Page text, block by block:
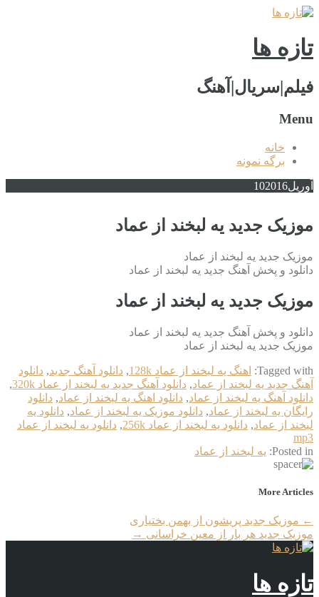
تازه ها
فیلم|سریال|آهنگ
Menu
خانه
برگه نمونه
آوریل 102016
موزیک جدید یه لبخند از عماد
موزیک جدید یه لبخند از عماد
دانلود و پخش آهنگ جدید یه لبخند از عماد
موزیک جدید یه لبخند از عماد
دانلود و پخش آهنگ جدید یه لبخند از عماد
موزیک جدید یه لبخند از عماد
Tagged with: اهنگ یه لبخند از عماد 128k , دانلود آهنگ جدید, دانلود
آهنگ جدید یه لبخند از عماد, دانلود آهنگ جدید یه لبخند از عماد 320k
,
دانلود آهنگ یه لبخند از عماد, دانلود اهنگ یه لبخند از عماد, دانلود
رایگان یه لبخند از عماد, دانلود موزیک یه لبخند از عماد, دانلود یه
لبخند از عماد, دانلود یه لبخند از عماد 256k , دانلود یه لبخند از عماد
mp3
Posted in: یه لبخند از عماد
More Articles
← موزیک جدید پریشون از بهمن بختیاری
موزیک جدید هر بار از معین خراسانی →
تازه ها